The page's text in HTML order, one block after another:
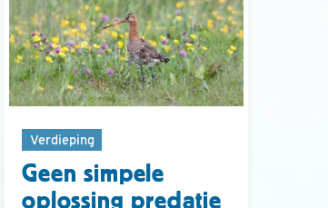
Verdieping
Geen simpele
oplossing predatie